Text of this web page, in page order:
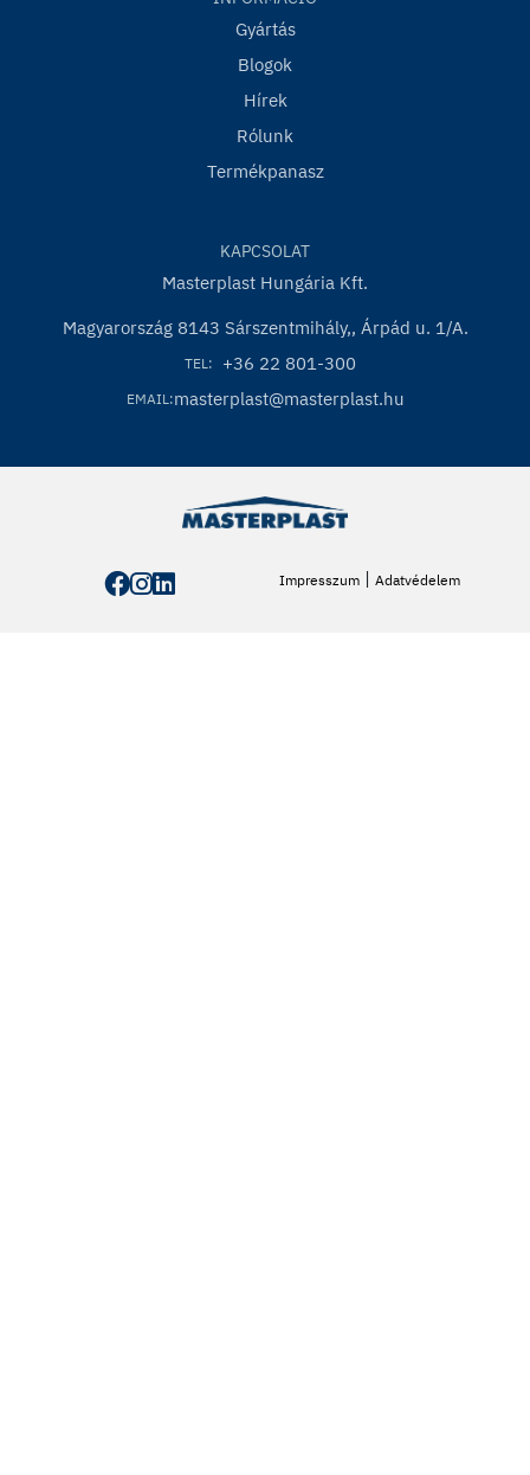
Gyártás
Blogok
Hírek
Rólunk
Termékpanasz
KAPCSOLAT
Masterplast Hungária Kft.
Magyarország 8143 Sárszentmihály,, Árpád u. 1/A.
TEL: +36 22 801-300
EMAIL:masterplast@masterplast.hu
Impresszum | Adatvédelem